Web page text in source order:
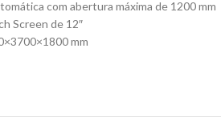
com abertura máxima de 1200 mm
Screen de 12″
mm